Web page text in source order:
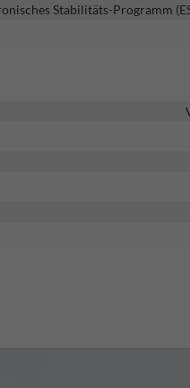
Stabilitäts-Programm